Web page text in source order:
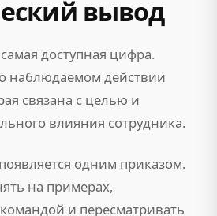
вывод
доступная цифра.
наблюдаемом действии
связана с целью и
влияния сотрудника.
одним приказом.
на примерах,
и пересматривать